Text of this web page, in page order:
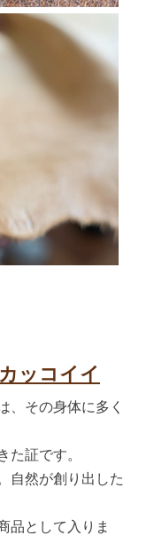
ッコイイ
、その身体に多く
た証です。
自然が創り出した
品として入りま